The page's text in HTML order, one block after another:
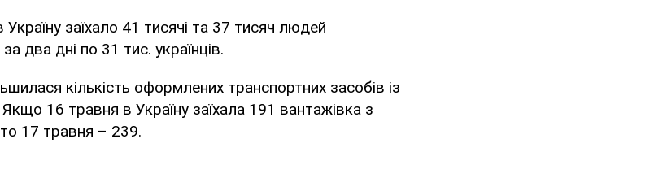
заїхало 41 тисячі та 37 тисяч людей
два дні по 31 тис. українців.
кількість оформлених транспортних засобів із
16 травня в Україну заїхала 191 вантажівка з
17 травня – 239.